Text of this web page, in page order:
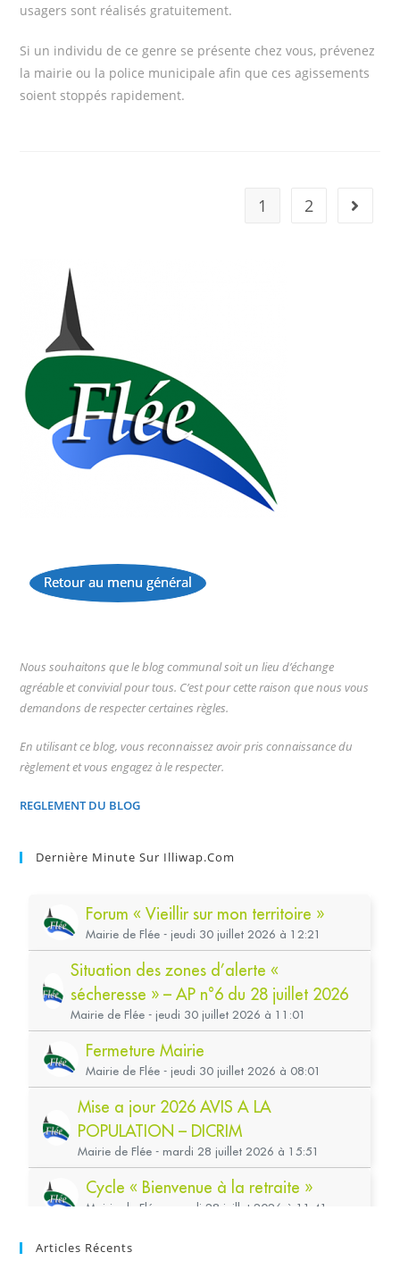
usagers sont réalisés gratuitement.
Si un individu de ce genre se présente chez vous, prévenez
la mairie ou la police municipale afin que ces agissements
soient stoppés rapidement.
1 2
Retour au menu général
...
Nous souhaitons que le blog communal soit un lieu d’échange
agréable et convivial pour tous. C’est pour cette raison que nous vous
demandons de respecter certaines règles.
En utilisant ce blog, vous reconnaissez avoir pris connaissance du
règlement et vous engagez à le respecter.
REGLEMENT DU BLOG
Dernière Minute Sur Illiwap.com
Articles Récents